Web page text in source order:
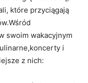
które przyciągają
swoim wakacyjnym
i
z nich: